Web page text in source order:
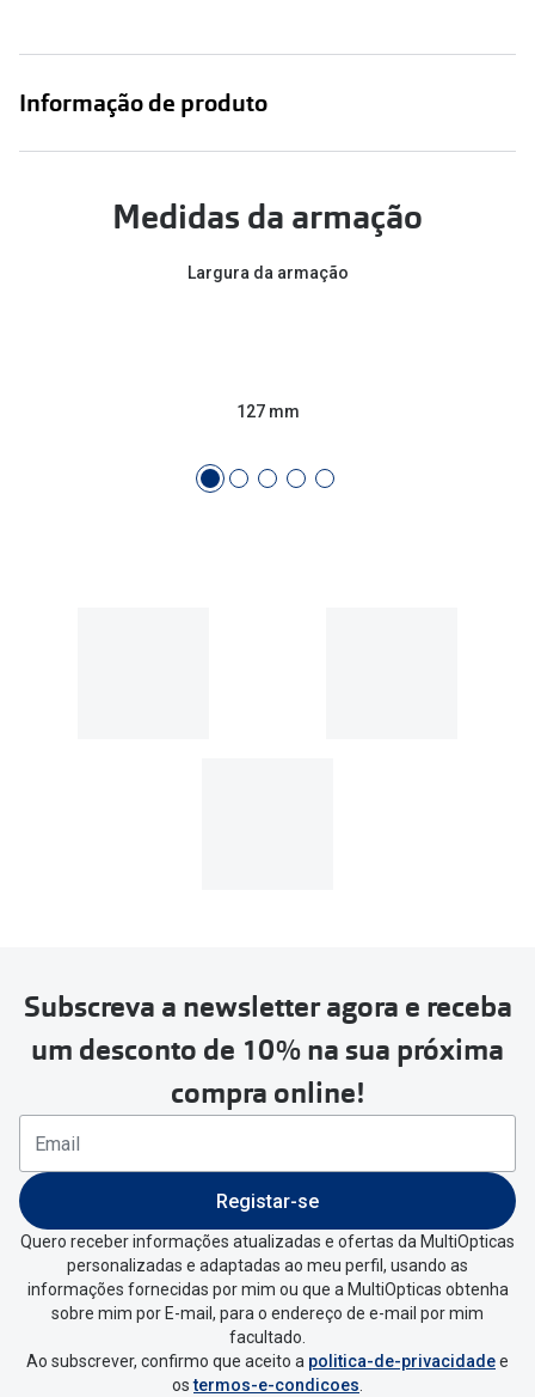
Informação de produto
Medidas da armação
Largura da armação
127 mm
Subscreva a newsletter agora e receba
um desconto de 10% na sua próxima
compra online!
Registar-se
Quero receber informações atualizadas e ofertas da MultiOpticas
personalizadas e adaptadas ao meu perfil, usando as
informações fornecidas por mim ou que a MultiOpticas obtenha
sobre mim por E-mail, para o endereço de e-mail por mim
facultado.
Ao subscrever, confirmo que aceito a politica-de-privacidadee
ostermos-e-condicoes.